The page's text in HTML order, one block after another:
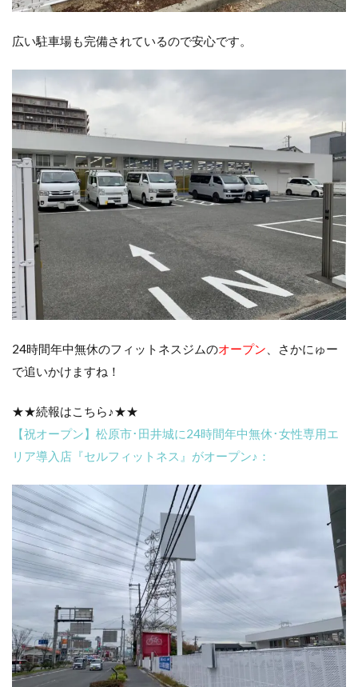
広い駐車場も完備されているので安心です。
24時間年中無休のフィットネスジムのオープン 、さかにゅー
で追いかけますね！
★★続報はこちら♪★★
【祝オープン】松原市･田井城に24時間年中無休･女性専用エ
リア導入店『セルフィットネス』がオープン♪：